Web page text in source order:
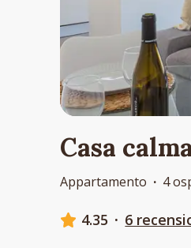
Casa
Appartamento · 4
4.35 · 6